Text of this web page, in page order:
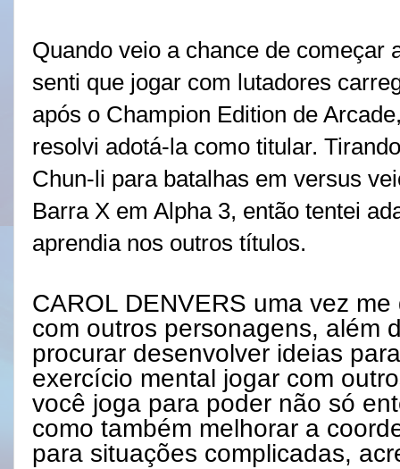
Quando veio a chance de começar
senti que jogar com lutadores
após o Champion Edition de
resolvi adotá-la como titular.
Chun-li para batalhas em versus
Barra X em Alpha 3, então tentei
aprendia nos outros títulos.
CAROL DENVERS uma vez
com outros personagens, além
procurar desenvolver ideias
exercício mental jogar com
você joga para poder não só
como também melhorar a
para situações complicadas,